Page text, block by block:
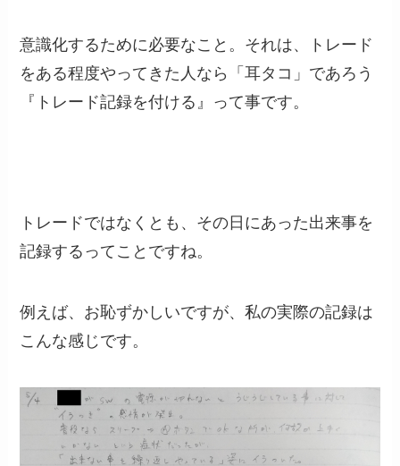
意識化するために必要なこと。それは、トレード
をある程度やってきた人なら「耳タコ」であろう
『トレード記録を付ける』って事です。
トレードではなくとも、その日にあった出来事を
記録するってことですね。
例えば、お恥ずかしいですが、私の実際の記録は
こんな感じです。